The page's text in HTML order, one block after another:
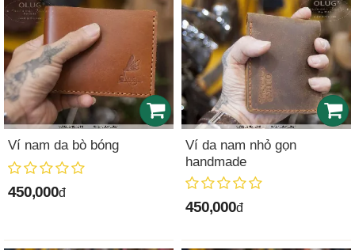
Ví nam da bò bóng
450,000đ
Ví da nam nhỏ gọn
handmade
450,000đ